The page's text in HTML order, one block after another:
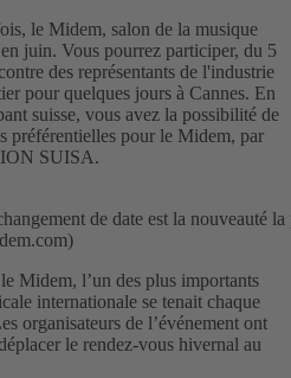
le Midem, salon de la musique
juin. Vous pourrez participer, du 5
des représentants de l'industrie
pour quelques jours à Cannes. En
suisse, vous avez la possibilité de
préférentielles pour le Midem, par
SUISA.
de date est la nouveauté
Midem, l’un des plus importants
internationale se tenait chaque
organisateurs de l’événement ont
le rendez-vous hivernal au